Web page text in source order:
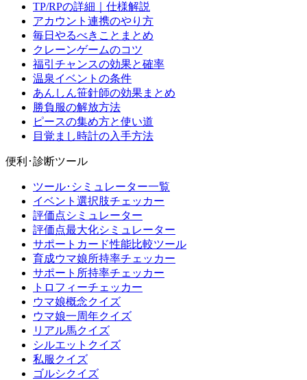
TP/RPの詳細｜仕様解説
アカウント連携のやり方
毎日やるべきことまとめ
クレーンゲームのコツ
福引チャンスの効果と確率
温泉イベントの条件
あんしん笹針師の効果まとめ
勝負服の解放方法
ピースの集め方と使い道
目覚まし時計の入手方法
便利･診断ツール
ツール･シミュレーター一覧
イベント選択肢チェッカー
評価点シミュレーター
評価点最大化シミュレーター
サポートカード性能比較ツール
育成ウマ娘所持率チェッカー
サポート所持率チェッカー
トロフィーチェッカー
ウマ娘概念クイズ
ウマ娘一周年クイズ
リアル馬クイズ
シルエットクイズ
私服クイズ
ゴルシクイズ